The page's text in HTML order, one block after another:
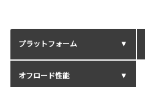
プラットフォーム
オフロード性能